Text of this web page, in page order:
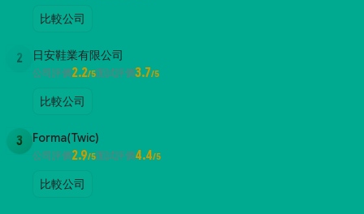
比較公司
2 日安鞋業有限公司
公司評價2.2/5面試評價3.7/5
比較公司
3 Forma(Twic)
公司評價2.9/5面試評價4.4/5
比較公司